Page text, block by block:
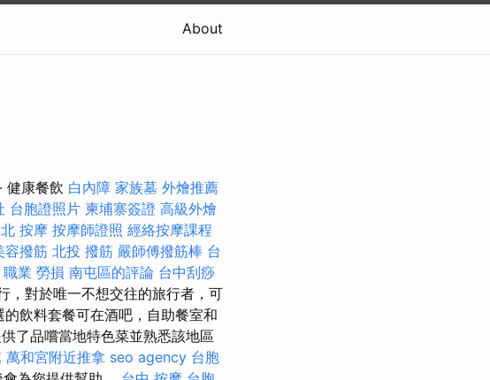
About
健康餐飲 白內障 家族墓 外燴推薦
台胞證照片 柬埔寨簽證 高級外燴
按摩 按摩師證照 經絡按摩課程
容撥筋 北投 撥筋 嚴師傅撥筋棒 台
業 勞損 南屯區的評論 台中刮痧
，對於唯一不想交往的旅行者，可
的飲料套餐可在酒吧，自助餐室和
了品嚐當地特色菜並熟悉該地區
萬和宮附近推拿 seo agency 台胞